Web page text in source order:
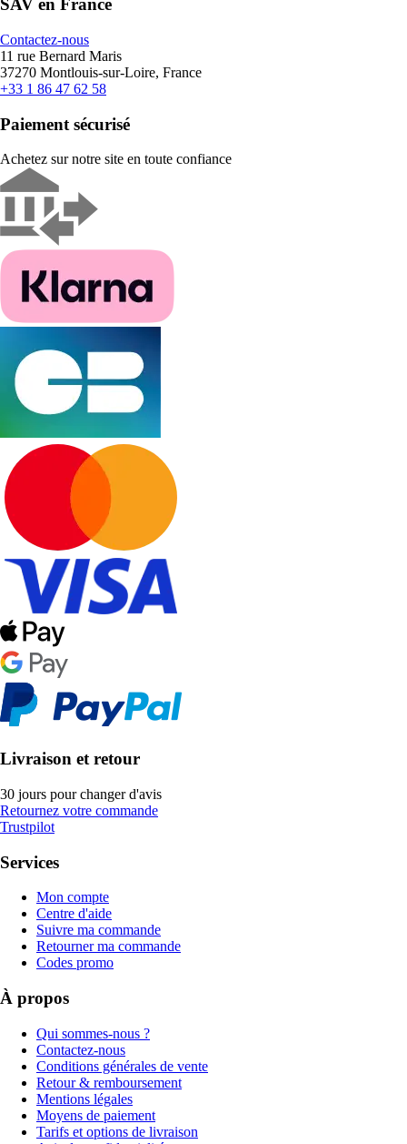
SAV en France
Contactez-nous
11 rue Bernard Maris
37270 Montlouis-sur-Loire, France
+33 1 86 47 62 58
Paiement sécurisé
Achetez sur notre site en toute confiance
Livraison et retour
30 jours pour changer d'avis
Retournez votre commande
Trustpilot
Services
Mon compte
Centre d'aide
Suivre ma commande
Retourner ma commande
Codes promo
À propos
Qui sommes-nous ?
Contactez-nous
Conditions générales de vente
Retour & remboursement
Mentions légales
Moyens de paiement
Tarifs et options de livraison